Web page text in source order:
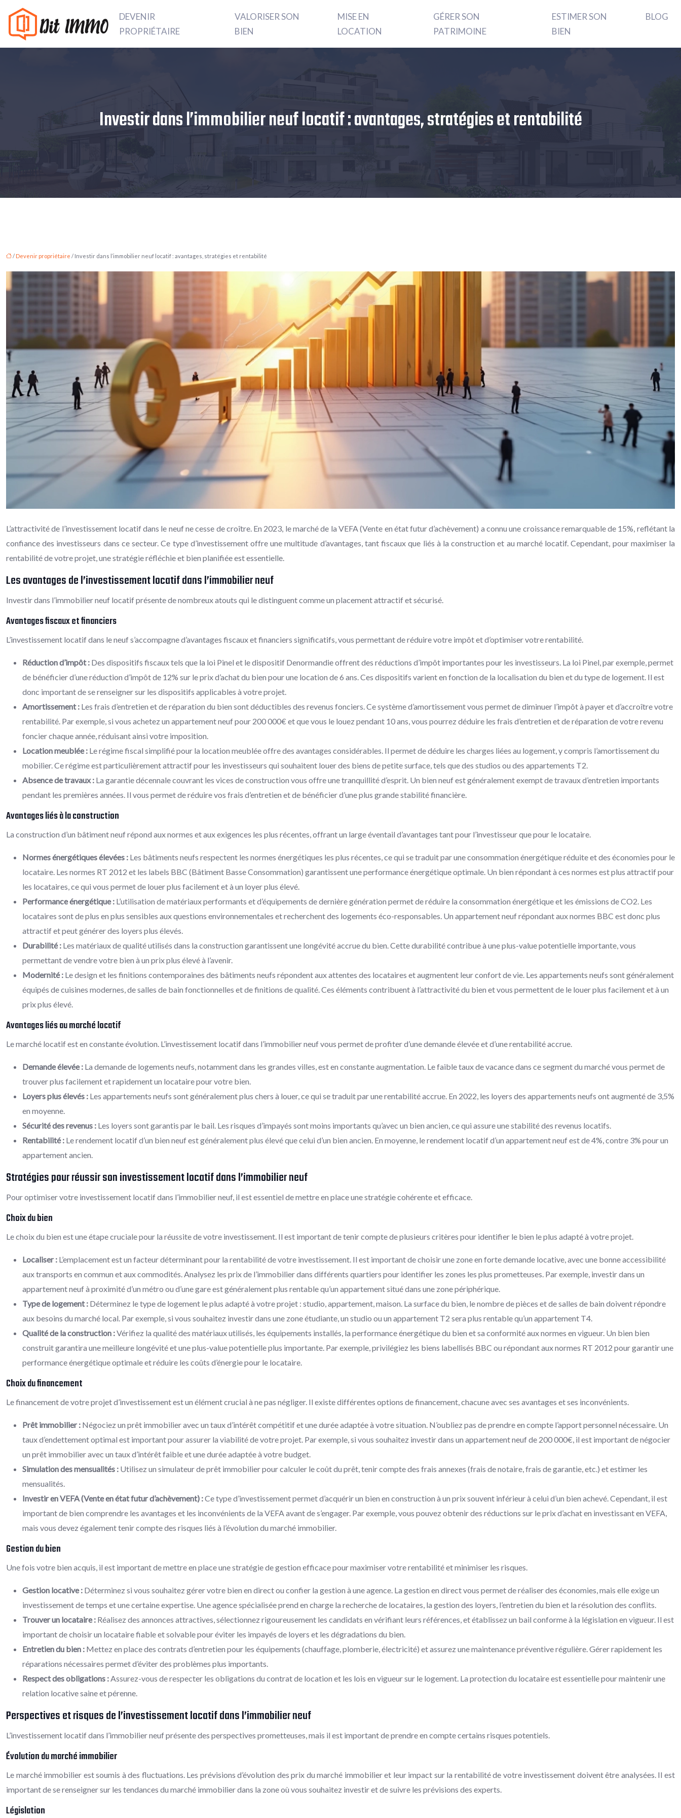
DEVENIR
PROPRIÉTAIRE
VALORISER SON
BIEN
MISE EN
LOCATION
GÉRER SON
PATRIMOINE
ESTIMER SON
BIEN
BLOG
Investir dans l’immobilier neuf locatif : avantages, stratégies et rentabilité
/ Devenir propriétaire / Investir dans l’immobilier neuf locatif : avantages, stratégies et rentabilité
L’attractivité de l’investissement locatif dans le neuf ne cesse de croître. En 2023, le marché de la VEFA (Vente en état futur d’achèvement) a connu une croissance remarquable de 15%, reflétant la
confiance des investisseurs dans ce secteur. Ce type d’investissement offre une multitude d’avantages, tant fiscaux que liés à la construction et au marché locatif. Cependant, pour maximiser la
rentabilité de votre projet, une stratégie réfléchie et bien planifiée est essentielle.
Les avantages de l’investissement locatif dans l’immobilier neuf
Investir dans l’immobilier neuf locatif présente de nombreux atouts qui le distinguent comme un placement attractif et sécurisé.
Avantages fiscaux et financiers
L’investissement locatif dans le neuf s’accompagne d’avantages fiscaux et financiers significatifs, vous permettant de réduire votre impôt et d’optimiser votre rentabilité.
Réduction d’impôt : Des dispositifs fiscaux tels que la loi Pinel et le dispositif Denormandie offrent des réductions d’impôt importantes pour les investisseurs. La loi Pinel, par exemple, permet
de bénéficier d’une réduction d’impôt de 12% sur le prix d’achat du bien pour une location de 6 ans. Ces dispositifs varient en fonction de la localisation du bien et du type de logement. Il est
donc important de se renseigner sur les dispositifs applicables à votre projet.
Amortissement : Les frais d’entretien et de réparation du bien sont déductibles des revenus fonciers. Ce système d’amortissement vous permet de diminuer l’impôt à payer et d’accroître votre
rentabilité. Par exemple, si vous achetez un appartement neuf pour 200 000€ et que vous le louez pendant 10 ans, vous pourrez déduire les frais d’entretien et de réparation de votre revenu
foncier chaque année, réduisant ainsi votre imposition.
Location meublée : Le régime fiscal simplifié pour la location meublée offre des avantages considérables. Il permet de déduire les charges liées au logement, y compris l’amortissement du
mobilier. Ce régime est particulièrement attractif pour les investisseurs qui souhaitent louer des biens de petite surface, tels que des studios ou des appartements T2.
Absence de travaux : La garantie décennale couvrant les vices de construction vous offre une tranquillité d’esprit. Un bien neuf est généralement exempt de travaux d’entretien importants
pendant les premières années. Il vous permet de réduire vos frais d’entretien et de bénéficier d’une plus grande stabilité financière.
Avantages liés à la construction
La construction d’un bâtiment neuf répond aux normes et aux exigences les plus récentes, offrant un large éventail d’avantages tant pour l’investisseur que pour le locataire.
Normes énergétiques élevées : Les bâtiments neufs respectent les normes énergétiques les plus récentes, ce qui se traduit par une consommation énergétique réduite et des économies pour le
locataire. Les normes RT 2012 et les labels BBC (Bâtiment Basse Consommation) garantissent une performance énergétique optimale. Un bien répondant à ces normes est plus attractif pour
les locataires, ce qui vous permet de louer plus facilement et à un loyer plus élevé.
Performance énergétique : L’utilisation de matériaux performants et d’équipements de dernière génération permet de réduire la consommation énergétique et les émissions de CO2. Les
locataires sont de plus en plus sensibles aux questions environnementales et recherchent des logements éco-responsables. Un appartement neuf répondant aux normes BBC est donc plus
attractif et peut générer des loyers plus élevés.
Durabilité : Les matériaux de qualité utilisés dans la construction garantissent une longévité accrue du bien. Cette durabilité contribue à une plus-value potentielle importante, vous
permettant de vendre votre bien à un prix plus élevé à l’avenir.
Modernité : Le design et les finitions contemporaines des bâtiments neufs répondent aux attentes des locataires et augmentent leur confort de vie. Les appartements neufs sont généralement
équipés de cuisines modernes, de salles de bain fonctionnelles et de finitions de qualité. Ces éléments contribuent à l’attractivité du bien et vous permettent de le louer plus facilement et à un
prix plus élevé.
Avantages liés au marché locatif
Le marché locatif est en constante évolution. L’investissement locatif dans l’immobilier neuf vous permet de profiter d’une demande élevée et d’une rentabilité accrue.
Demande élevée : La demande de logements neufs, notamment dans les grandes villes, est en constante augmentation. Le faible taux de vacance dans ce segment du marché vous permet de
trouver plus facilement et rapidement un locataire pour votre bien.
Loyers plus élevés : Les appartements neufs sont généralement plus chers à louer, ce qui se traduit par une rentabilité accrue. En 2022, les loyers des appartements neufs ont augmenté de 3,5%
en moyenne.
Sécurité des revenus : Les loyers sont garantis par le bail. Les risques d’impayés sont moins importants qu’avec un bien ancien, ce qui assure une stabilité des revenus locatifs.
Rentabilité : Le rendement locatif d’un bien neuf est généralement plus élevé que celui d’un bien ancien. En moyenne, le rendement locatif d’un appartement neuf est de 4%, contre 3% pour un
appartement ancien.
Stratégies pour réussir son investissement locatif dans l’immobilier neuf
Pour optimiser votre investissement locatif dans l’immobilier neuf, il est essentiel de mettre en place une stratégie cohérente et efficace.
Choix du bien
Le choix du bien est une étape cruciale pour la réussite de votre investissement. Il est important de tenir compte de plusieurs critères pour identifier le bien le plus adapté à votre projet.
Localiser : L’emplacement est un facteur déterminant pour la rentabilité de votre investissement. Il est important de choisir une zone en forte demande locative, avec une bonne accessibilité
aux transports en commun et aux commodités. Analysez les prix de l’immobilier dans différents quartiers pour identifier les zones les plus prometteuses. Par exemple, investir dans un
appartement neuf à proximité d’un métro ou d’une gare est généralement plus rentable qu’un appartement situé dans une zone périphérique.
Type de logement : Déterminez le type de logement le plus adapté à votre projet : studio, appartement, maison. La surface du bien, le nombre de pièces et de salles de bain doivent répondre
aux besoins du marché local. Par exemple, si vous souhaitez investir dans une zone étudiante, un studio ou un appartement T2 sera plus rentable qu’un appartement T4.
Qualité de la construction :Vérifiez la qualité des matériaux utilisés, les équipements installés, la performance énergétique du bien et sa conformité aux normes en vigueur. Un bien bien
construit garantira une meilleure longévité et une plus-value potentielle plus importante. Par exemple, privilégiez les biens labellisés BBC ou répondant aux normes RT 2012 pour garantir une
performance énergétique optimale et réduire les coûts d’énergie pour le locataire.
Choix du financement
Le financement de votre projet d’investissement est un élément crucial à ne pas négliger. Il existe différentes options de financement, chacune avec ses avantages et ses inconvénients.
Prêt immobilier : Négociez un prêt immobilier avec un taux d’intérêt compétitif et une durée adaptée à votre situation. N’oubliez pas de prendre en compte l’apport personnel nécessaire. Un
taux d’endettement optimal est important pour assurer la viabilité de votre projet. Par exemple, si vous souhaitez investir dans un appartement neuf de 200 000€, il est important de négocier
un prêt immobilier avec un taux d’intérêt faible et une durée adaptée à votre budget.
Simulation des mensualités : Utilisez un simulateur de prêt immobilier pour calculer le coût du prêt, tenir compte des frais annexes (frais de notaire, frais de garantie, etc.) et estimer les
mensualités.
Investir en VEFA (Vente en état futur d’achèvement) :Ce type d’investissement permet d’acquérir un bien en construction à un prix souvent inférieur à celui d’un bien achevé. Cependant, il est
important de bien comprendre les avantages et les inconvénients de la VEFA avant de s’engager. Par exemple, vous pouvez obtenir des réductions sur le prix d’achat en investissant en VEFA,
mais vous devez également tenir compte des risques liés à l’évolution du marché immobilier.
Gestion du bien
Une fois votre bien acquis, il est important de mettre en place une stratégie de gestion efficace pour maximiser votre rentabilité et minimiser les risques.
Gestion locative : Déterminez si vous souhaitez gérer votre bien en direct ou confier la gestion à une agence. La gestion en direct vous permet de réaliser des économies, mais elle exige un
investissement de temps et une certaine expertise. Une agence spécialisée prend en charge la recherche de locataires, la gestion des loyers, l’entretien du bien et la résolution des conflits.
Trouver un locataire : Réalisez des annonces attractives, sélectionnez rigoureusement les candidats en vérifiant leurs références, et établissez un bail conforme à la législation en vigueur. Il est
important de choisir un locataire fiable et solvable pour éviter les impayés de loyers et les dégradations du bien.
Entretien du bien : Mettez en place des contrats d’entretien pour les équipements (chauffage, plomberie, électricité) et assurez une maintenance préventive régulière. Gérer rapidement les
réparations nécessaires permet d’éviter des problèmes plus importants.
Respect des obligations : Assurez-vous de respecter les obligations du contrat de location et les lois en vigueur sur le logement. La protection du locataire est essentielle pour maintenir une
relation locative saine et pérenne.
Perspectives et risques de l’investissement locatif dans l’immobilier neuf
L’investissement locatif dans l’immobilier neuf présente des perspectives prometteuses, mais il est important de prendre en compte certains risques potentiels.
Évolution du marché immobilier
Le marché immobilier est soumis à des fluctuations. Les prévisions d’évolution des prix du marché immobilier et leur impact sur la rentabilité de votre investissement doivent être analysées. Il est
important de se renseigner sur les tendances du marché immobilier dans la zone où vous souhaitez investir et de suivre les prévisions des experts.
Législation